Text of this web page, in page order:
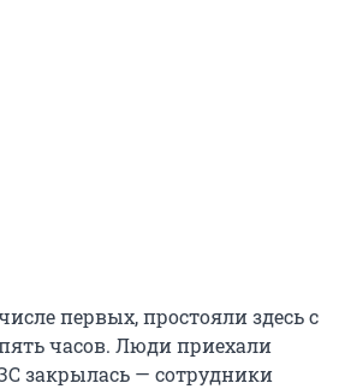
первых, простояли здесь с
часов. Люди приехали
закрылась — сотрудники